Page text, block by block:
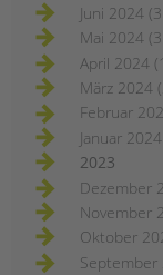
Juni 2024
Mai 2024
April 2024
März 2024
Februar
Januar
2023
Dezember
November
Oktober
September